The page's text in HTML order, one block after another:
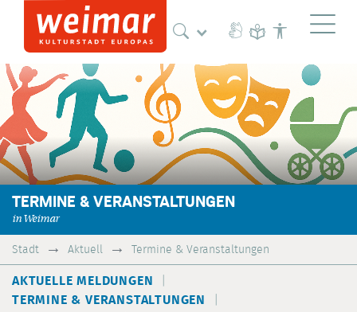
TERMINE & VERANSTALTUNGEN
in Weimar
Stadt Aktuell Termine & Veranstaltungen
AKTUELLE MELDUNGEN
TERMINE & VERANSTALTUNGEN